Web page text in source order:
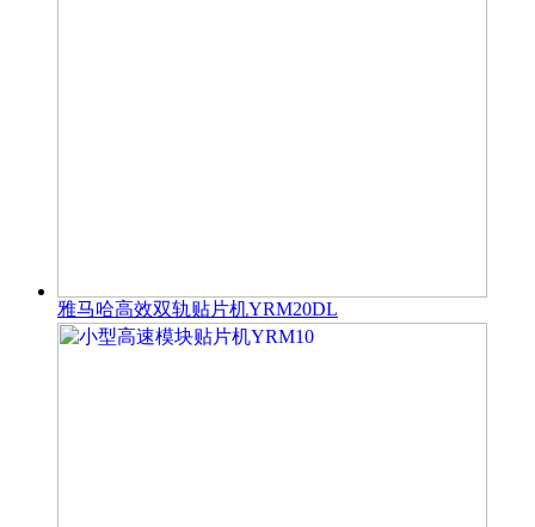
雅马哈高效双轨贴片机YRM20DL